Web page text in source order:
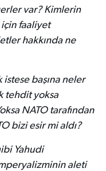
var? Kimlerin
faaliyet
hakkında ne
istese başına neler
tehdit yoksa
NATO tarafından
bizi esir mi aldı?
Yahudi
aleti